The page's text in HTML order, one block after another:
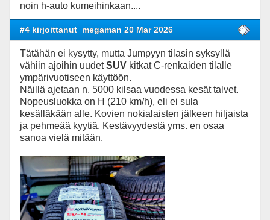
noin h-auto kumeihinkaan....
#4 kirjoittanut megaman 20 Mar 2026
Tätähän ei kysytty, mutta Jumpyyn tilasin syksyllä
vähiin ajoihin uudetSUV kitkat C-renkaiden tilalle
ympärivuotiseen käyttöön.
Näillä ajetaan n. 5000 kilsaa vuodessa kesät talvet.
Nopeusluokka on H (210 km/h), eli ei sula
kesälläkään alle. Kovien nokialaisten jälkeen hiljaista
ja pehmeää kyytiä. Kestävyydestä yms. en osaa
sanoa vielä mitään.